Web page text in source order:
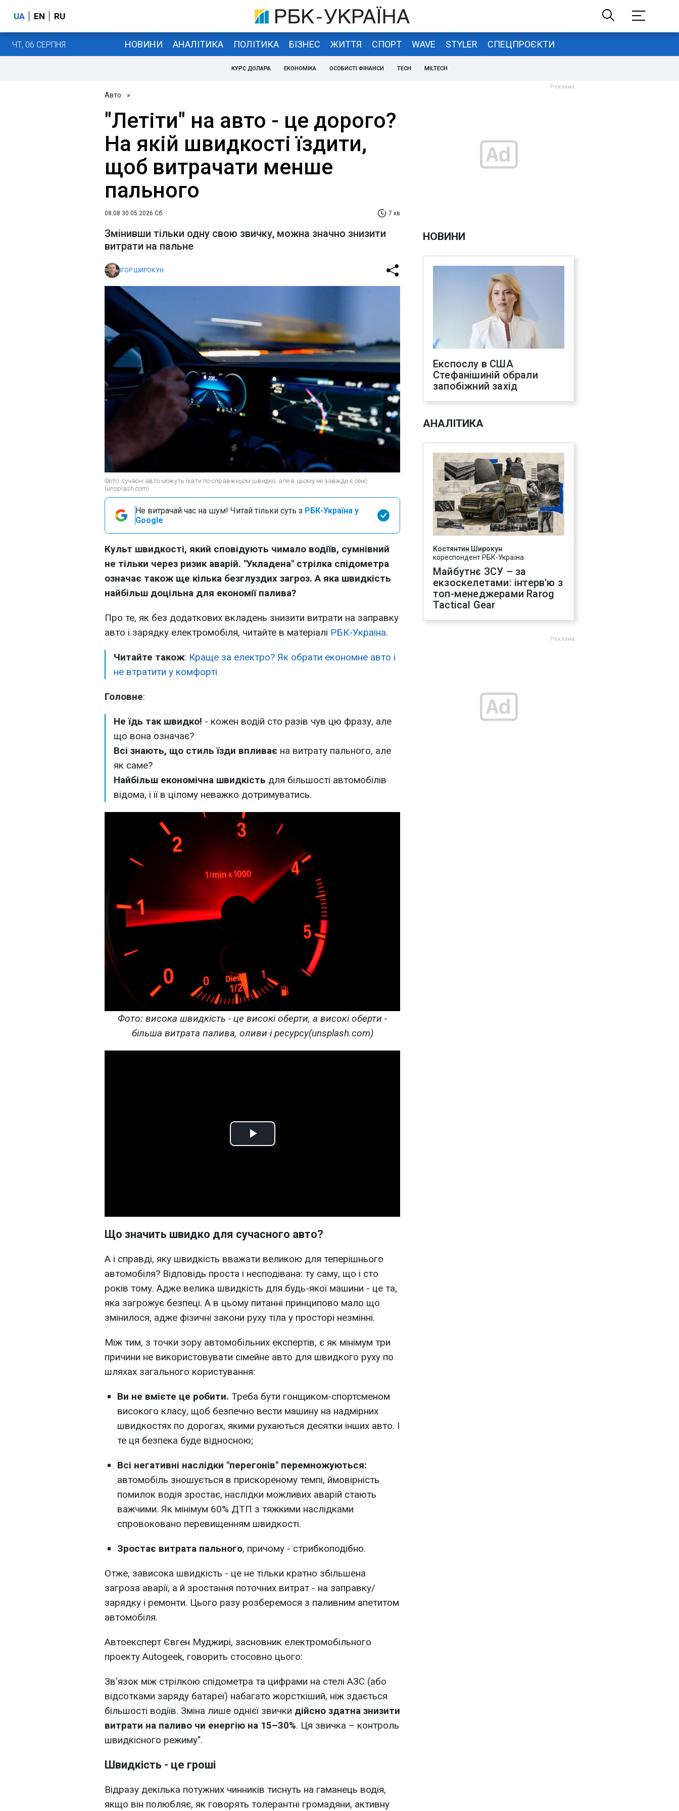
UA EN RU
ЧТ, 06 СЕРПНЯ НОВИНИ АНАЛІТИКА ПОЛІТИКА БІЗНЕС ЖИТТЯ СПОРТ WAVE STYLER СПЕЦПРОЄКТИ
КУРС ДОЛАРА ЕКОНОМІКА ОСОБИСТІ ФІНАНСИ TECH MILTECH
Авто »
"Летіти" на авто - це дорого?
На якій швидкості їздити,
щоб витрачати менше
пального
08:08 30.05.2026 Сб 7 хв
Змінивши тільки одну свою звичку, можна значно знизити
витрати на пальне
ІГОР ШИРОКУН
Фото: сучасні авто можуть їхати по-справжньом швидко, але в цьому не завжди є сенс
(unsplash.com)
Не витрачай час на шум! Читай тільки суть з РБК-Україна у
Google
Культ швидкості, який сповідують чимало водіїв, сумнівний
не тільки через ризик аварій. "Укладена" стрілка спідометра
означає також ще кілька безглуздих загроз. А яка швидкість
найбільш доцільна для економії палива?
Про те, як без додаткових вкладень знизити витрати на заправку
авто і зарядку електромобіля, читайте в матеріалі РБК-Україна.
Читайте також: Краще за електро? Як обрати економне авто і
не втратити у комфорті
Головне:
Не їдь так швидко! - кожен водій сто разів чув цю фразу, але
що вона означає?
Всі знають, що стиль їзди впливає на витрату пального, але
як саме?
Найбільш економічна швидкість для більшості автомобілів
відома, і її в цілому неважко дотримуватись.
Фото: висока швидкість - це високі оберти, а високі оберти -
більша витрата палива, оливи і ресурсу(unsplash.com)
Play
Що значить швидко для сучасного авто?
А і справді, яку швидкість вважати великою для теперішнього
автомобіля? Відповідь проста і несподівана: ту саму, що і сто
років тому. Адже велика швидкість для будь-якої машини - це та,
яка загрожує безпеці. А в цьому питанні принципово мало що
змінилося, адже фізичні закони руху тіла у просторі незмінні.
Між тим, з точки зору автомобільних експертів, є як мінімум три
причини не використовувати сімейне авто для швидкого руху по
шляхах загального користування:
Ви не вмієте це робити. Треба бути гонщиком-спортсменом
високого класу, щоб безпечно вести машину на надмірних
швидкостях по дорогах, якими рухаються десятки інших авто. І
те ця безпека буде відносною;
Всі негативні наслідки "перегонів" перемножуються:
автомобіль зношується в прискореному темпі, ймовірність
помилок водія зростає, наслідки можливих аварій стають
важчими. Як мінімум 60% ДТП з тяжкими наслідками
спровоковано перевищенням швидкості.
Зростає витрата пального, причому - стрибкоподібно.
Отже, зависока швидкість - це не тільки кратно збільшена
загроза аварії, а й зростання поточних витрат - на заправку/
зарядку і ремонти. Цього разу розберемося з паливним апетитом
автомобіля.
Автоексперт Євген Муджирі, засновник електромобільного
проекту Autogeek, говорить стосовно цього:
Зв'язок між стрілкою спідометра та цифрами на стелі АЗС (або
відсотками заряду батареї) набагато жорсткіший, ніж здається
більшості водіїв. Зміна лише однієї звички дійсно здатна знизити
витрати на паливо чи енергію на 15–30%. Ця звичка – контроль
швидкісного режиму".
Швидкість - це гроші
Відразу декілька потужних чинників тиснуть на гаманець водія,
якщо він полюбляє, як говорять толерантні громадяни, активну
НОВИНИ
Експослу в США
Стефанішиній обрали
запобіжний захід
АНАЛІТИКА
Костянтин Широкун
кореспондент РБК-Україна
Майбутнє ЗСУ – за
екзоскелетами: інтерв'ю з
топ-менеджерами Rarog
Tactical Gear